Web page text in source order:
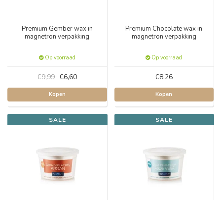
Premium Gember wax in
magnetron verpakking
Op voorraad
€9,99 €6,60
Kopen
Premium Chocolate wax in
magnetron verpakking
Op voorraad
€8,26
Kopen
SALE SALE